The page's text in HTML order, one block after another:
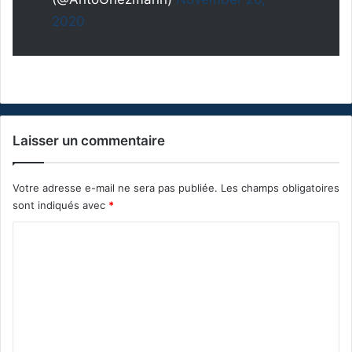
2020
Laisser un commentaire
Votre adresse e-mail ne sera pas publiée. Les champs obligatoires
sont indiqués avec *